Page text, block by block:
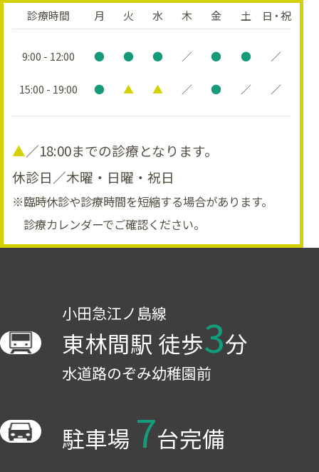
診療時間 月 火 水 木 金 土 日・祝
9:00 - 12:00 ● ● ● ／ ● ● ／
15:00 - 19:00 ● ▲ ▲ ／ ● ／ ／
▲／18:00までの診療となります。
休診日／木曜・日曜・祝日
※臨時休診や診療時間を短縮する場合があります。
診療カレンダーでご確認ください。
小田急江ノ島線
東林間駅 徒歩3分
水道路のぞみ幼稚園前
駐車場 7台完備